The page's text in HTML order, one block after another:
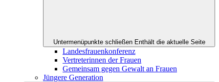
Untermenüpunkte schließen Enthält die aktuelle Seite
Landesfrauenkonferenz
Vertreterinnen der Frauen
Gemeinsam gegen Gewalt an Frauen
Jüngere Generation